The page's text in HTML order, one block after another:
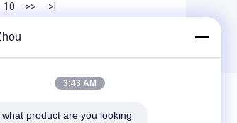
10 >> >|
3:43 AM
product are you looking